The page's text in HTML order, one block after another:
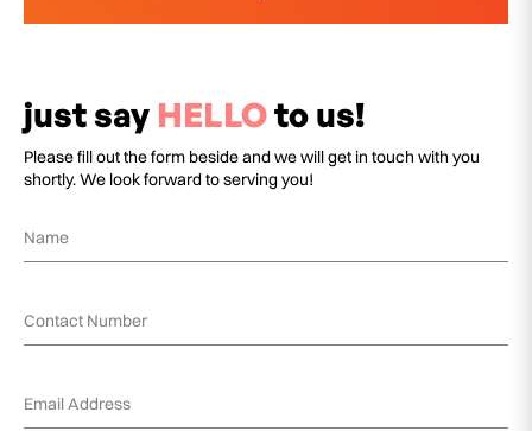
just say HELLOto us!
Please fill out the form beside and we will get in touch with you
shortly. We look forward to serving you!